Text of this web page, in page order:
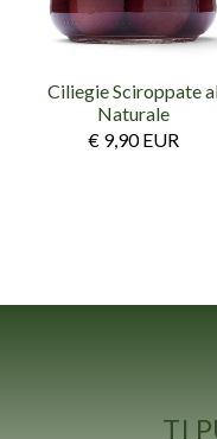
Ciliegie Sciroppate
Naturale
€ 9,90 EUR
TI